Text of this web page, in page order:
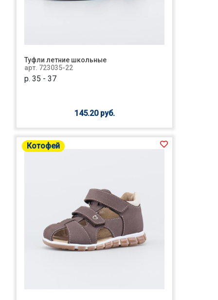
Туфли летние школьные
арт. 723035-22
р. 35 - 37
145.20 руб.
Котофей